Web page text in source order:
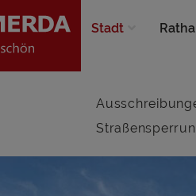
Stadt